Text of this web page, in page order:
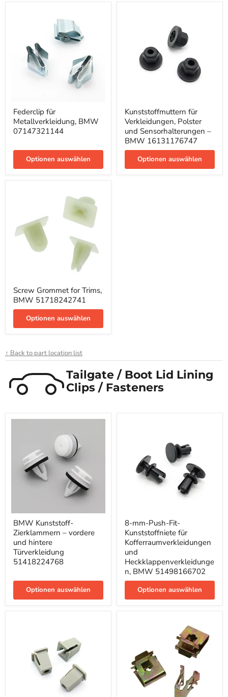
für
Metallverkleidung,
BMW
Federclip für
Metallverkleidung, BMW
07147321144
Optionen auswählen
für
Verkleidungen,
Polster
und
Sensorhalterungen
–
BMW
16131176747
Kunststoffmuttern für
Verkleidungen, Polster
und Sensorhalterungen –
BMW 16131176747
Optionen auswählen
Grommet
for
Trims,
BMW
51718242741
Screw Grommet for Trims,
BMW 51718242741
Optionen auswählen
↑ Back to part location list
Tailgate / Boot Lid Lining
Clips / Fasteners
BMW
Kunststoff-
Zierklammern
–
vordere
und
hintere
51418224768
BMW Kunststoff-
Zierklammern – vordere
und hintere
Türverkleidung
51418224768
Optionen auswählen
mm-
Push-
Fit-
Kunststoffniete
für
Kofferraumverkleidungen
und
Heckklappenverkleidungen,
BMW
51498166702
8-mm-Push-Fit-
Kunststoffniete für
Kofferraumverkleidungen
und
Heckklappenverkleidunge
n, BMW 51498166702
Optionen auswählen